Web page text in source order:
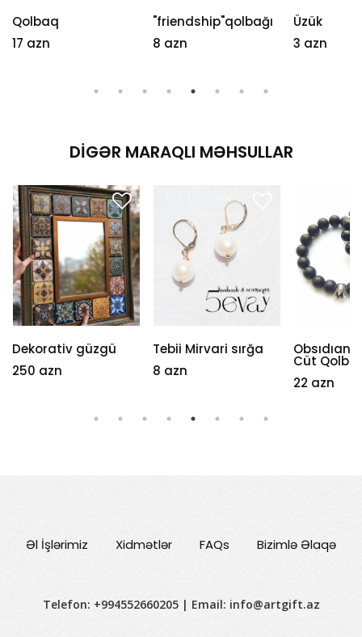
Qolbaq
17 azn
"friendship"qolbağı
8 azn
Üzük
3 azn
DIGƏR MARAQLI MƏHSULLAR
Dekorativ güzgü
250 azn
Tebii Mirvari sırğa
8 azn
Obsıdıan
Cüt
22 azn
Əl İşlərimiz Xidmətlər FAQs Bizimlə Əlaqə
Telefon: +994552660205 | Email: info@artgift.az